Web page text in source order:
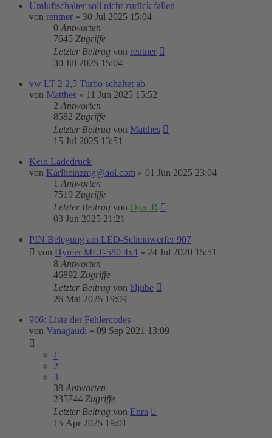
Umluftschalter soll nicht zurück fallen
von rentner » 30 Jul 2025 15:04
0 Antworten
7645 Zugriffe
Letzter Beitrag von rentner
30 Jul 2025 15:04
vw LT 2 2,5 Turbo schaltet ab
von Matthes » 11 Jun 2025 15:52
2 Antworten
8582 Zugriffe
Letzter Beitrag von Matthes
15 Jul 2025 13:51
Kein Ladedruck
von Karlheinzmg@aol.com » 01 Jun 2025 23:04
1 Antworten
7519 Zugriffe
Letzter Beitrag von Opa_R
03 Jun 2025 21:21
PIN Belegung am LED-Scheinwerfer 907
von Hymer MLT-580 4x4 » 24 Jul 2020 15:51
8 Antworten
46892 Zugriffe
Letzter Beitrag von hljube
26 Mai 2025 19:09
906: Liste der Fehlercodes
von Vanagaudi » 09 Sep 2021 13:09
1
2
3
38 Antworten
235744 Zugriffe
Letzter Beitrag von Enra
15 Apr 2025 19:01